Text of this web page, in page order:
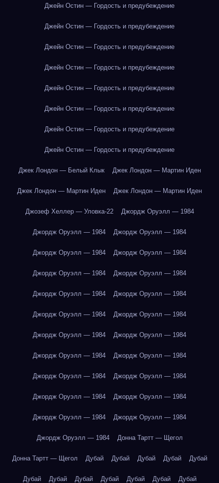
Джейн Остин — Гордость и предубеждение
Джейн Остин — Гордость и предубеждение
Джейн Остин — Гордость и предубеждение
Джейн Остин — Гордость и предубеждение
Джейн Остин — Гордость и предубеждение
Джейн Остин — Гордость и предубеждение
Джейн Остин — Гордость и предубеждение
Джейн Остин — Гордость и предубеждение
Джек Лондон — Белый Клык Джек Лондон — Мартин Иден
Джек Лондон — Мартин Иден Джек Лондон — Мартин Иден
Джозеф Хеллер — Уловка-22 Джордж Оруэлл — 1984
Джордж Оруэлл — 1984 Джордж Оруэлл — 1984
Джордж Оруэлл — 1984 Джордж Оруэлл — 1984
Джордж Оруэлл — 1984 Джордж Оруэлл — 1984
Джордж Оруэлл — 1984 Джордж Оруэлл — 1984
Джордж Оруэлл — 1984 Джордж Оруэлл — 1984
Джордж Оруэлл — 1984 Джордж Оруэлл — 1984
Джордж Оруэлл — 1984 Джордж Оруэлл — 1984
Джордж Оруэлл — 1984 Джордж Оруэлл — 1984
Джордж Оруэлл — 1984 Джордж Оруэлл — 1984
Джордж Оруэлл — 1984 Джордж Оруэлл — 1984
Джордж Оруэлл — 1984 Донна Тартт — Щегол
Донна Тартт — Щегол Дубай Дубай Дубай Дубай Дубай
Дубай Дубай Дубай Дубай Дубай Дубай Дубай